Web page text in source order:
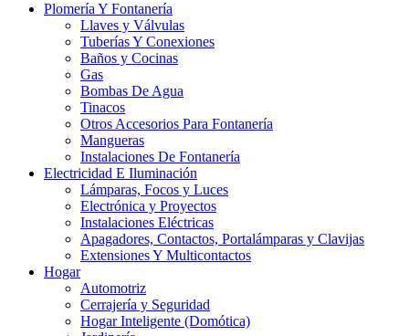
Plomería Y Fontanería
Llaves y Válvulas
Tuberías Y Conexiones
Baños y Cocinas
Gas
Bombas De Agua
Tinacos
Otros Accesorios Para Fontanería
Mangueras
Instalaciones De Fontanería
Electricidad E Iluminación
Lámparas, Focos y Luces
Electrónica y Proyectos
Instalaciones Eléctricas
Apagadores, Contactos, Portalámparas y Clavijas
Extensiones Y Multicontactos
Hogar
Automotriz
Cerrajería y Seguridad
Hogar Inteligente (Domótica)